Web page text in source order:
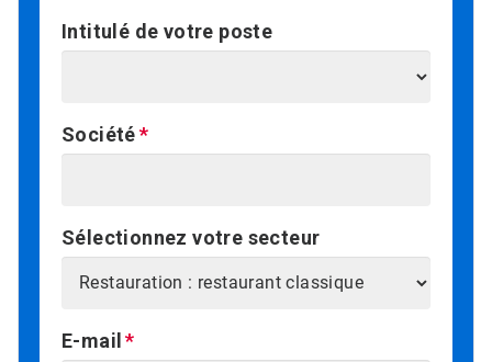
Intitulé de votre poste
Société
Sélectionnez votre secteur
E-mail